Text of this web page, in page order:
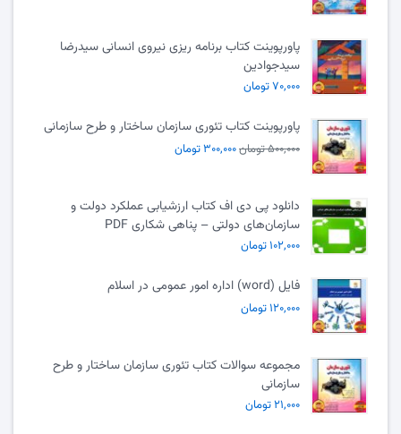
پاورپوینت کتاب برنامه ریزی نیروی انسانی سیدرضا
سیدجوادین
۷۰,۰۰۰ تومان
پاورپوینت کتاب تئوری سازمان ساختار و طرح سازمانی
۵۰۰,۰۰۰ تومان ۳۰۰,۰۰۰ تومان
دانلود پی دی اف کتاب ارزشیابی عملکرد دولت و
سازمان‌های دولتی – پناهی شکاری PDF
۱۰۲,۰۰۰ تومان
فایل (word) اداره امور عمومی در اسلام
۱۲۰,۰۰۰ تومان
مجموعه سوالات کتاب تئوری سازمان ساختار و طرح
سازمانی
۲۱,۰۰۰ تومان